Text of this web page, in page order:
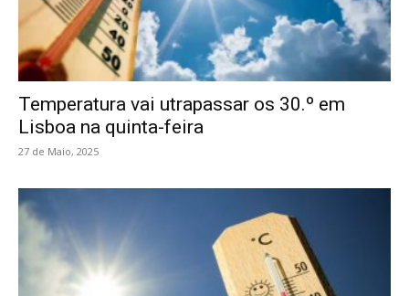
Temperatura vai utrapassar os 30.º em
Lisboa na quinta-feira
27 de Maio, 2025